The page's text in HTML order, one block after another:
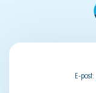
E-post: